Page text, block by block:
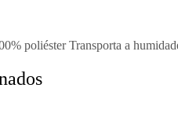
poliéster Transporta a